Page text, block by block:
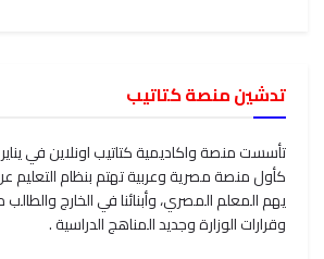
تدشين منصة كتاتيب
كأول منصة مصرية وعربية تهتم بنظام التعليم
يهم المعلم المصري، وأبنائنا في الخارج والطالب
وقرارات الوزارة وجديد المناهج الدراسية .